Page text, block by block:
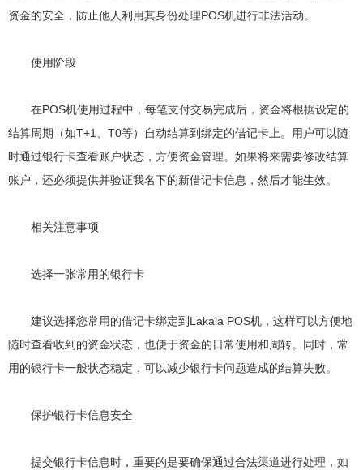
资金的安全，防止他人利用其身份处理POS机进行非法活动。
使用阶段
在POS机使用过程中，每笔支付交易完成后，资金将根据设定的
结算周期（如T+1、T0等）自动结算到绑定的借记卡上。用户可以随
时通过银行卡查看账户状态，方便资金管理。如果将来需要修改结算
账户，还必须提供并验证我名下的新借记卡信息，然后才能生效。
相关注意事项
选择一张常用的银行卡
建议选择您常用的借记卡绑定到Lakala POS机，这样可以方便地
随时查看收到的资金状态，也便于资金的日常使用和周转。同时，常
用的银行卡一般状态稳定，可以减少银行卡问题造成的结算失败。
保护银行卡信息安全
提交银行卡信息时，重要的是要确保通过合法渠道进行处理，如